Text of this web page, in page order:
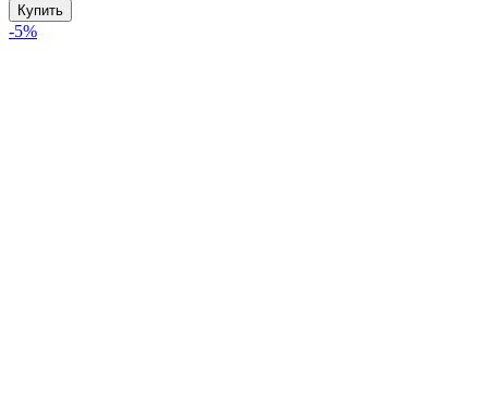
Купить
-5%